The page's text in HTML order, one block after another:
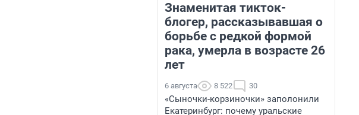
Знаменитая тикток-
блогер, рассказывавшая о
борьбе с редкой формой
рака, умерла в возрасте 26
лет
6 августа 8 522 30
«Сыночки-корзиночки» заполонили
Екатеринбург: почему уральские